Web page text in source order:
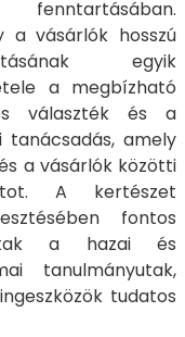
a vásárlók hosszú
egyik
a megbízható
választék és a
tanácsadás, amely
a vásárlók közötti
A kertészet
fontos
a hazai és
tanulmányutak,
tudatos